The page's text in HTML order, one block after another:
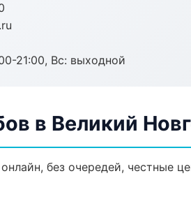
21:00, Вс: выходной
в Великий
без очередей, честные